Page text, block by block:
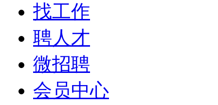
找工作
聘人才
微招聘
会员中心